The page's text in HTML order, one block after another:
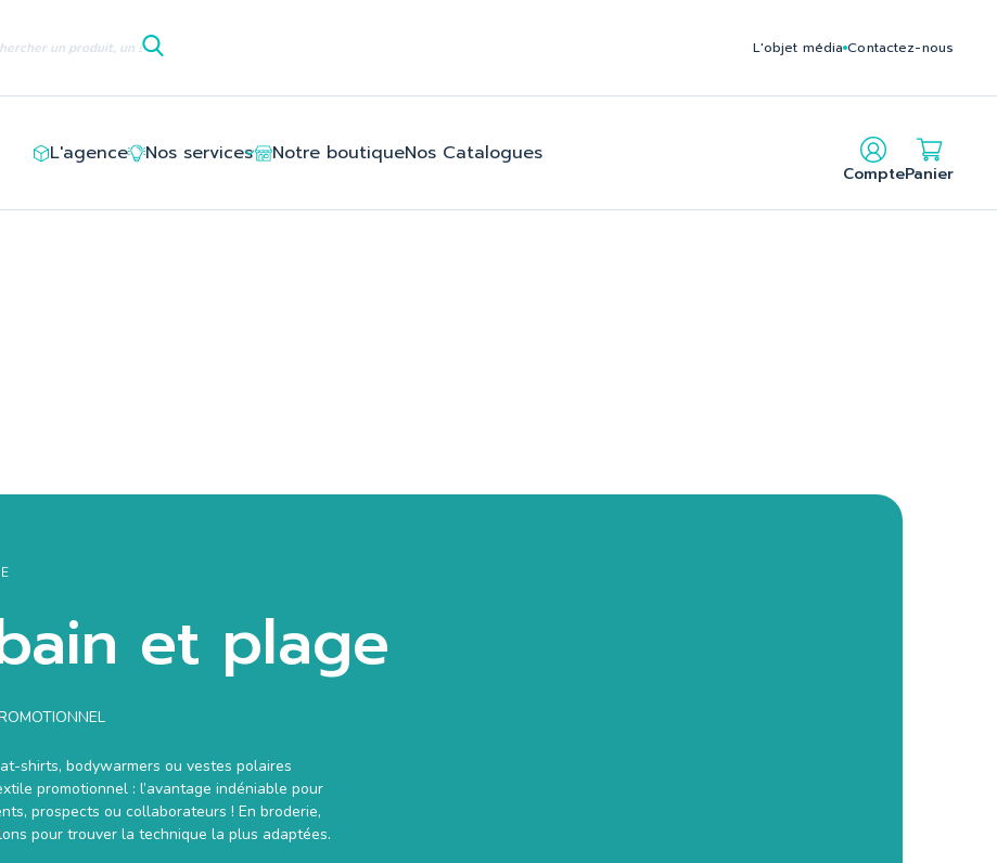
L'objet média Contactez-nous
L'agence Nos services Notre boutiqueNos Catalogues
et plage
shirts, bodywarmers ou vestes polaires
promotionnel : l’avantage indéniable pour
prospects ou collaborateurs ! En broderie,
pour trouver la technique la plus adaptées.